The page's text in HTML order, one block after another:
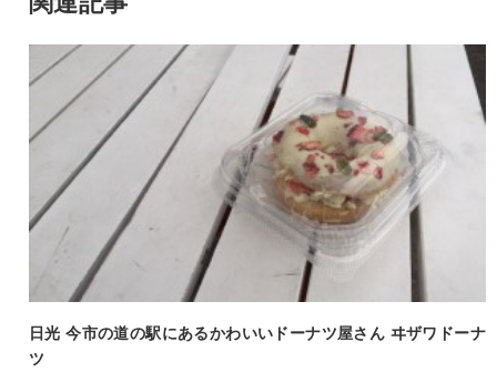
日光 今市の道の駅にあるかわいいドーナツ屋さん ヰザワドーナ
ツ